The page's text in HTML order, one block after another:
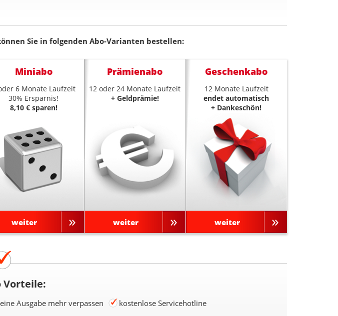
Sie in folgenden Abo-Varianten bestellen:
Miniabo
6 Monate Laufzeit
30% Ersparnis!
8,10 € sparen!
weiter
Prämienabo
12 oder 24 Monate Laufzeit
+ Geldprämie!
weiter
Geschenkabo
12 Monate Laufzeit
endet automatisch
+ Dankeschön!
weiter
Vorteile:
Ausgabe mehr verpassen kostenlose Servicehotline